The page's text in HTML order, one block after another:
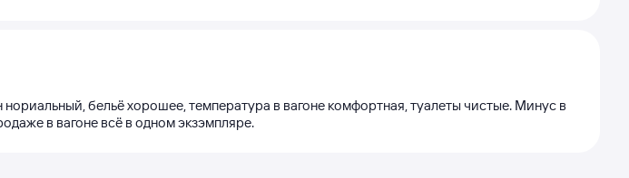
нориальный, бельё хорошее, температура в вагоне комфортная, туалеты чистые. Минус в
в вагоне всё в одном экзэмпляре.